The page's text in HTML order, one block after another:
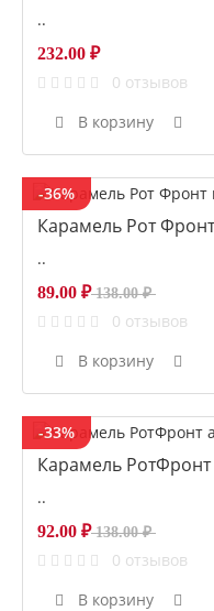
..
232.00 ₽
0 отзывов
В корзину
-36%
Карамель Рот
..
138.00 ₽
89.00 ₽
0 отзывов
В корзину
-33%
Карамель РотФронт
..
138.00 ₽
92.00 ₽
0 отзывов
В корзину